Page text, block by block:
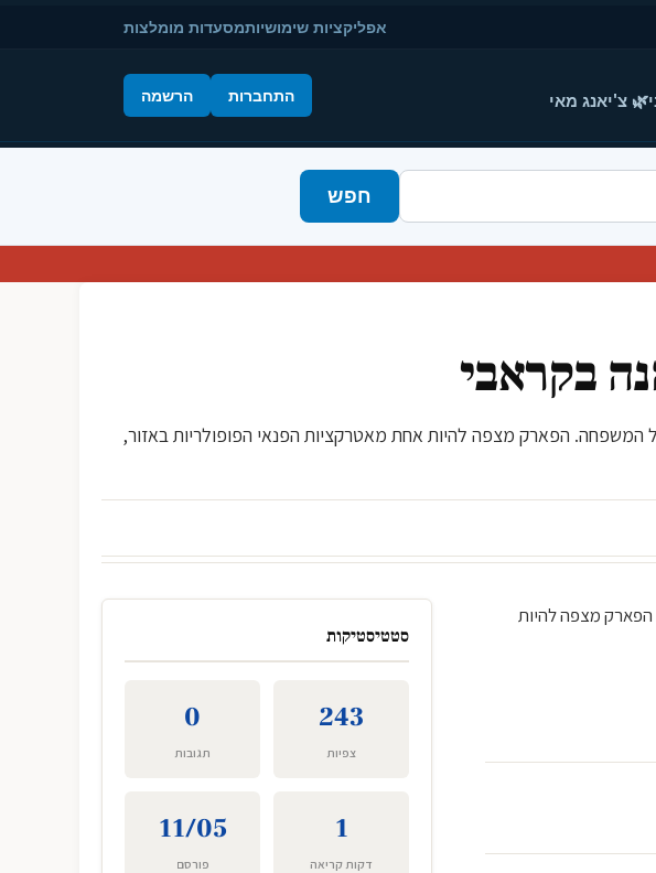
אפליקציות שימושיותמסעדות מומלצות
🌿 צ'יאנג מאי התחברות הרשמה
חפש
בקראבי
לכל המשפחה. הפארק מצפה להיות אחת מאטרקציות הפנאי הפופולריות באזור,
הפארק מצפה להיות
סטטיסטיקות
243
צפיות
0
תגובות
1
דקות קריאה
11/05
פורסם